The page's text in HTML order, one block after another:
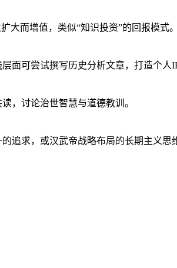
大而增值，类似“知识投资”的回报模式。
面可尝试撰写历史分析文章，打造个人
，讨论治世智慧与道德教训。
追求，或汉武帝战略布局的长期主义思